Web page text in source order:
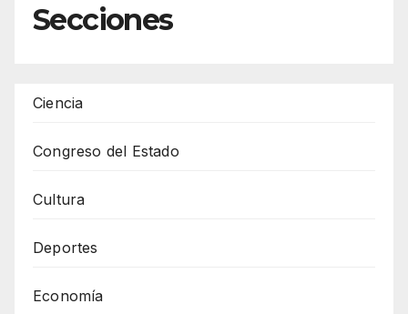
Secciones
Ciencia
Congreso del Estado
Cultura
Deportes
Economía